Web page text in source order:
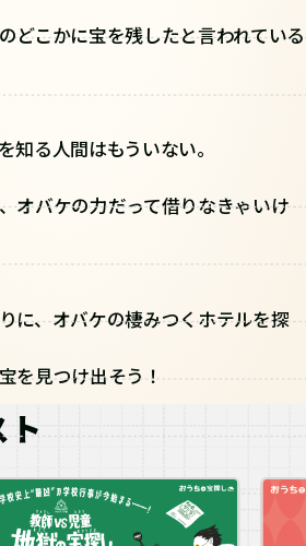
どこかに宝を残したと言われている
知る人間はもういない。
オバケの力だって借りなきゃいけ
に、オバケの棲みつくホテルを探
を見つけ出そう！
ト